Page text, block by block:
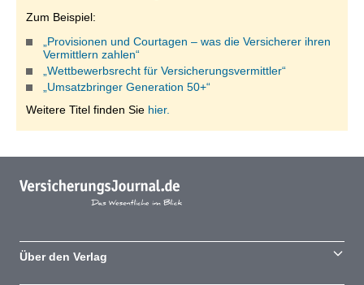
Zum Beispiel:
„Provisionen und Courtagen – was die Versicherer ihren
Vermittlern zahlen“
„Wettbewerbsrecht für Versicherungsvermittler“
„Umsatzbringer Generation 50+“
Weitere Titel finden Sie hier.
Über den Verlag